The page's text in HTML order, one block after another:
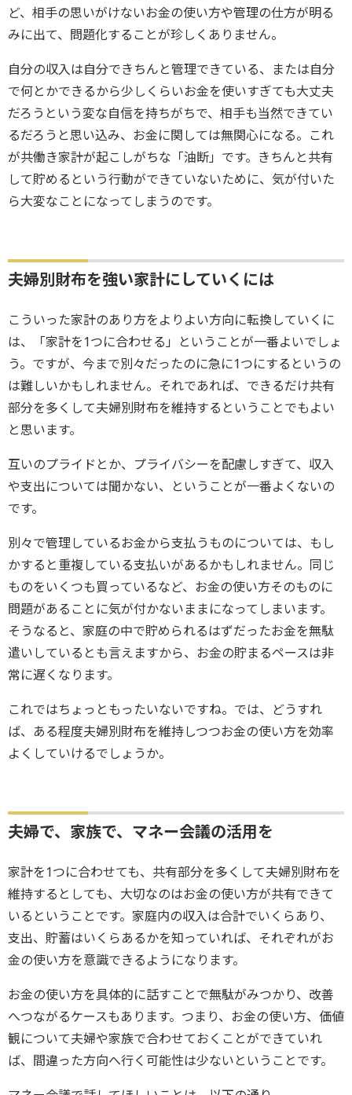
ど、相手の思いがけないお金の使い方や管理の仕方が明る
みに出て、問題化することが珍しくありません。
自分の収入は自分できちんと管理できている、または自分
で何とかできるから少しくらいお金を使いすぎても大丈夫
だろうという変な自信を持ちがちで、相手も当然できてい
るだろうと思い込み、お金に関しては無関心になる。これ
が共働き家計が起こしがちな「油断」です。きちんと共有
して貯めるという行動ができていないために、気が付いた
ら大変なことになってしまうのです。
夫婦別財布を強い家計にしていくには
こういった家計のあり方をよりよい方向に転換していくに
は、「家計を1つに合わせる」ということが一番よいでしょ
う。ですが、今まで別々だったのに急に1つにするというの
は難しいかもしれません。それであれば、できるだけ共有
部分を多くして夫婦別財布を維持するということでもよい
と思います。
互いのプライドとか、プライバシーを配慮しすぎて、収入
や支出については聞かない、ということが一番よくないの
です。
別々で管理しているお金から支払うものについては、もし
かすると重複している支払いがあるかもしれません。同じ
ものをいくつも買っているなど、お金の使い方そのものに
問題があることに気が付かないままになってしまいます。
そうなると、家庭の中で貯められるはずだったお金を無駄
遣いしているとも言えますから、お金の貯まるペースは非
常に遅くなります。
これではちょっともったいないですね。では、どうすれ
ば、ある程度夫婦別財布を維持しつつお金の使い方を効率
よくしていけるでしょうか。
夫婦で、家族で、マネー会議の活用を
家計を1つに合わせても、共有部分を多くして夫婦別財布を
維持するとしても、大切なのはお金の使い方が共有できて
いるということです。家庭内の収入は合計でいくらあり、
支出、貯蓄はいくらあるかを知っていれば、それぞれがお
金の使い方を意識できるようになります。
お金の使い方を具体的に話すことで無駄がみつかり、改善
へつながるケースもあります。つまり、お金の使い方、価値
観について夫婦や家族で合わせておくことができていれ
ば、間違った方向へ行く可能性は少ないということです。